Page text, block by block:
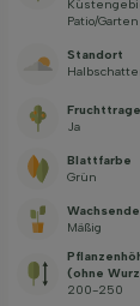
Patio/
Standort
Ja
Blattfarbe
Grün
Mäßig
(ohne
200-250